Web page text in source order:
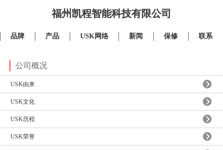
福州凯程智能科技有限公司
品牌 产品 USK网络 新闻 保修 联系
公司概况
USK由来
USK文化
USK历程
USK荣誉